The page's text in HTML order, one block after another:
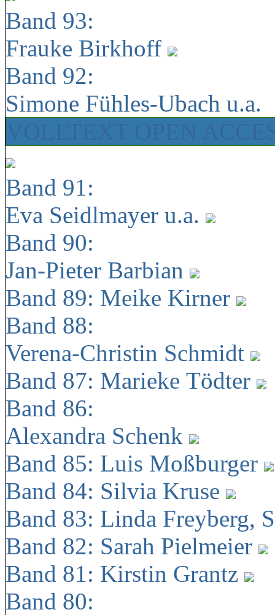
Band 93:
Frauke Birkhoff
Band 92:
Simone Fühles-Ubach u.a.
Band 91:
Eva Seidlmayer u.a.
Band 90:
Jan-Pieter Barbian
Band 89: Meike Kirner
Band 88:
Verena-Christin Schmidt
Band 87: Marieke Tödter
Band 86:
Alexandra Schenk
Band 85: Luis Moßburger
Band 84: Silvia Kruse
Band 83: Linda Freyberg,
Band 82: Sarah Pielmeier
Band 81: Kirstin Grantz
Band 80: